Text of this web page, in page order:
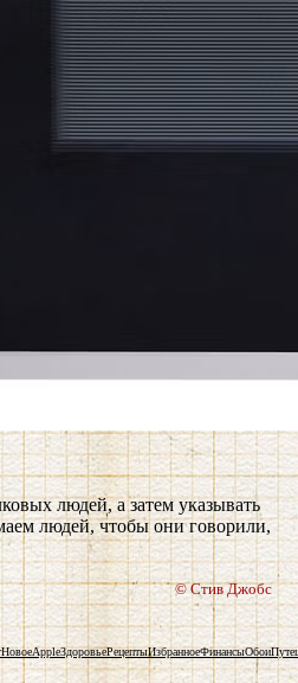
людей, а затем указывать
людей, чтобы они говорили,
© Стив Джобс
НовоеAppleЗдоровьеРецептыИзбранноеФинансыОбои